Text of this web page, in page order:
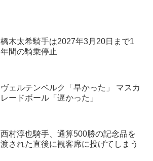
橋木太希騎手は2027年3月20日まで1
年間の騎乗停止
ヴェルテンベルク「早かった」 マスカ
レードボール「遅かった」
西村淳也騎手、通算500勝の記念品を
渡された直後に観客席に投げてしまう